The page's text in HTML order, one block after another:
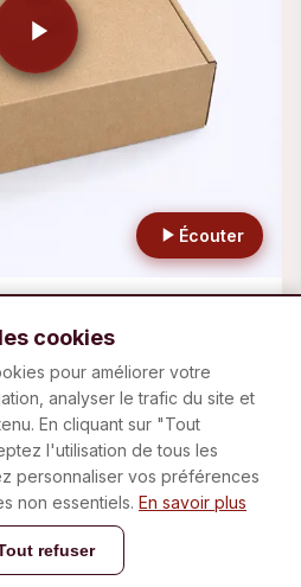
Écouter
cookies
pour améliorer votre
analyser le trafic du site et
En cliquant sur "Tout
l'utilisation de tous les
personnaliser vos préférences
non essentiels. En savoir plus
refuser